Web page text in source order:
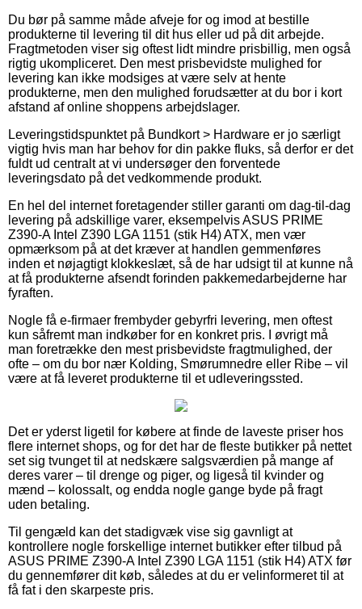
Du bør på samme måde afveje for og imod at bestille
produkterne til levering til dit hus eller ud på dit arbejde.
Fragtmetoden viser sig oftest lidt mindre prisbillig, men også
rigtig ukompliceret. Den mest prisbevidste mulighed for
levering kan ikke modsiges at være selv at hente
produkterne, men den mulighed forudsætter at du bor i kort
afstand af online shoppens arbejdslager.
Leveringstidspunktet på Bundkort > Hardware er jo særligt
vigtig hvis man har behov for din pakke fluks, så derfor er det
fuldt ud centralt at vi undersøger den forventede
leveringsdato på det vedkommende produkt.
En hel del internet foretagender stiller garanti om dag-til-dag
levering på adskillige varer, eksempelvis ASUS PRIME
Z390-A Intel Z390 LGA 1151 (stik H4) ATX, men vær
opmærksom på at det kræver at handlen gemmenføres
inden et nøjagtigt klokkeslæt, så de har udsigt til at kunne nå
at få produkterne afsendt forinden pakkemedarbejderne har
fyraften.
Nogle få e-firmaer frembyder gebyrfri levering, men oftest
kun såfremt man indkøber for en konkret pris. I øvrigt må
man foretrække den mest prisbevidste fragtmulighed, der
ofte – om du bor nær Kolding, Smørumnedre eller Ribe – vil
være at få leveret produkterne til et udleveringssted.
Det er yderst ligetil for købere at finde de laveste priser hos
flere internet shops, og for det har de fleste butikker på nettet
set sig tvunget til at nedskære salgsværdien på mange af
deres varer – til drenge og piger, og ligeså til kvinder og
mænd – kolossalt, og endda nogle gange byde på fragt
uden betaling.
Til gengæld kan det stadigvæk vise sig gavnligt at
kontrollere nogle forskellige internet butikker efter tilbud på
ASUS PRIME Z390-A Intel Z390 LGA 1151 (stik H4) ATX før
du gennemfører dit køb, således at du er velinformeret til at
få fat i den skarpeste pris.